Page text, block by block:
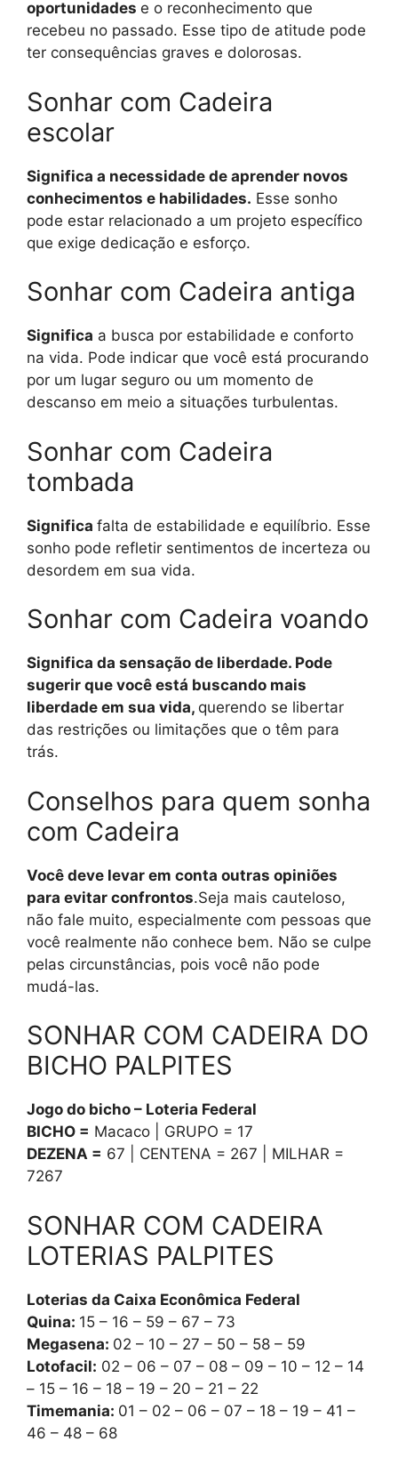
oportunidades e o reconhecimento que
recebeu no passado. Esse tipo de atitude pode
ter consequências graves e dolorosas.
Sonhar com Cadeira
escolar
Significa a necessidade de aprender novos
conhecimentos e habilidades. Esse sonho
pode estar relacionado a um projeto específico
que exige dedicação e esforço.
Sonhar com Cadeira antiga
Significa a busca por estabilidade e conforto
na vida. Pode indicar que você está procurando
por um lugar seguro ou um momento de
descanso em meio a situações turbulentas.
Sonhar com Cadeira
tombada
Significa falta de estabilidade e equilíbrio. Esse
sonho pode refletir sentimentos de incerteza ou
desordem em sua vida.
Sonhar com Cadeira voando
Significa da sensação de liberdade. Pode
sugerir que você está buscando mais
liberdade em sua vida, querendo se libertar
das restrições ou limitações que o têm para
trás.
Conselhos para quem sonha
com Cadeira
Você deve levar em conta outras opiniões
para evitar confrontos.Seja mais cauteloso,
não fale muito, especialmente com pessoas que
você realmente não conhece bem. Não se culpe
pelas circunstâncias, pois você não pode
mudá-las.
SONHAR COM CADEIRA DO
BICHO PALPITES
Jogo do bicho – Loteria Federal
BICHO = Macaco | GRUPO = 17
DEZENA = 67 | CENTENA = 267 | MILHAR =
7267
SONHAR COM CADEIRA
LOTERIAS PALPITES
Loterias da Caixa Econômica Federal
Quina: 15 – 16 – 59 – 67 – 73
Megasena: 02 – 10 – 27 – 50 – 58 – 59
Lotofacil: 02 – 06 – 07 – 08 – 09 – 10 – 12 – 14
– 15 – 16 – 18 – 19 – 20 – 21 – 22
Timemania: 01 – 02 – 06 – 07 – 18 – 19 – 41 –
46 – 48 – 68